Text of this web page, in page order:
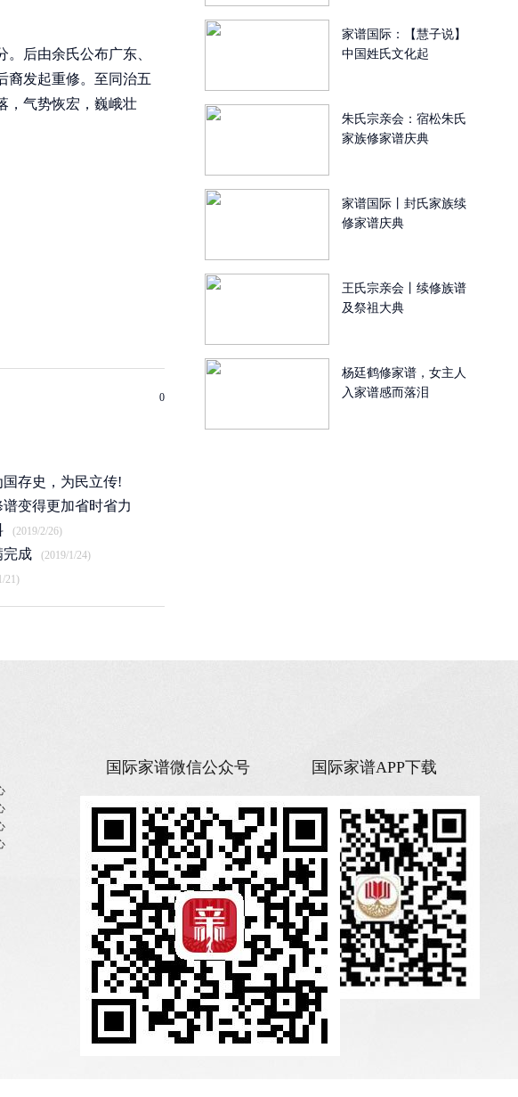
后由余氏公布广东、
裔发起重修。至同治五
，气势恢宏，巍峨壮
0
存史，为民立传!
变得更加省时省力
(2019/2/26)
完成 (2019/1/24)
21)
家谱国际：【慧子说】
中国姓氏文化起
朱氏宗亲会：宿松朱氏
家族修家谱庆典
家谱国际丨封氏家族续
修家谱庆典
王氏宗亲会丨续修族谱
及祭祖大典
杨廷鹤修家谱，女主人
入家谱感而落泪
国际家谱APP下载
国际家谱微信公众号